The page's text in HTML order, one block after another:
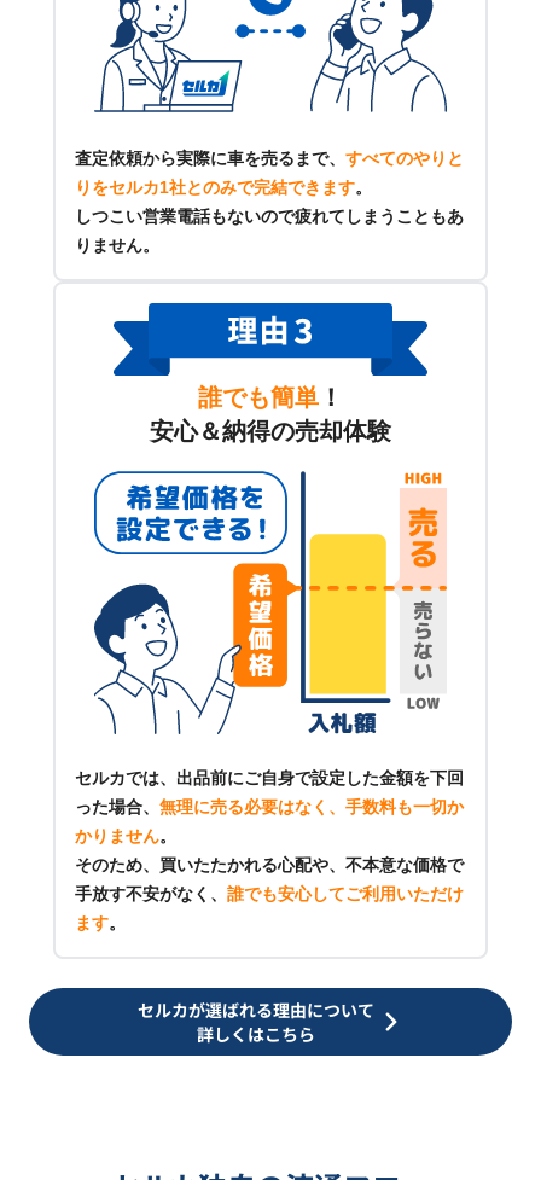
査定依頼から実際に車を売るまで、 すべてのやりと
りをセルカ1社とのみで完結できます。
しつこい営業電話もないので疲れてしまうこともあ
りません。
誰でも簡単 ！
安心＆納得の売却体験
セルカでは、出品前にご自身で設定した金額を下回
った場合、 無理に売る必要はなく、手数料も一切か
かりません。
そのため、買いたたかれる心配や、不本意な価格で
手放す不安がなく、 誰でも安心してご利用いただけ
ます。
セルカが選ばれる理由について
詳しくはこちら